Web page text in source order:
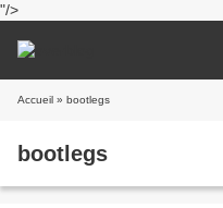
"/>
Accueil » bootlegs
bootlegs